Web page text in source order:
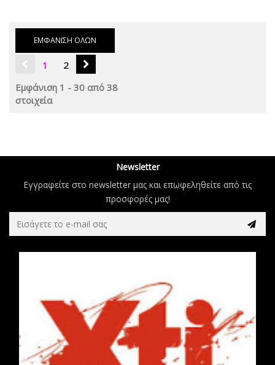
ΕΜΦΆΝΙΣΗ ΌΛΩΝ
1
2
Εμφάνιση 1 - 30 από 38
στοιχεία
Newsletter
Εγγραφείτε στο newsletter μας και επωφεληθείτε από τις
προσφορές μας!